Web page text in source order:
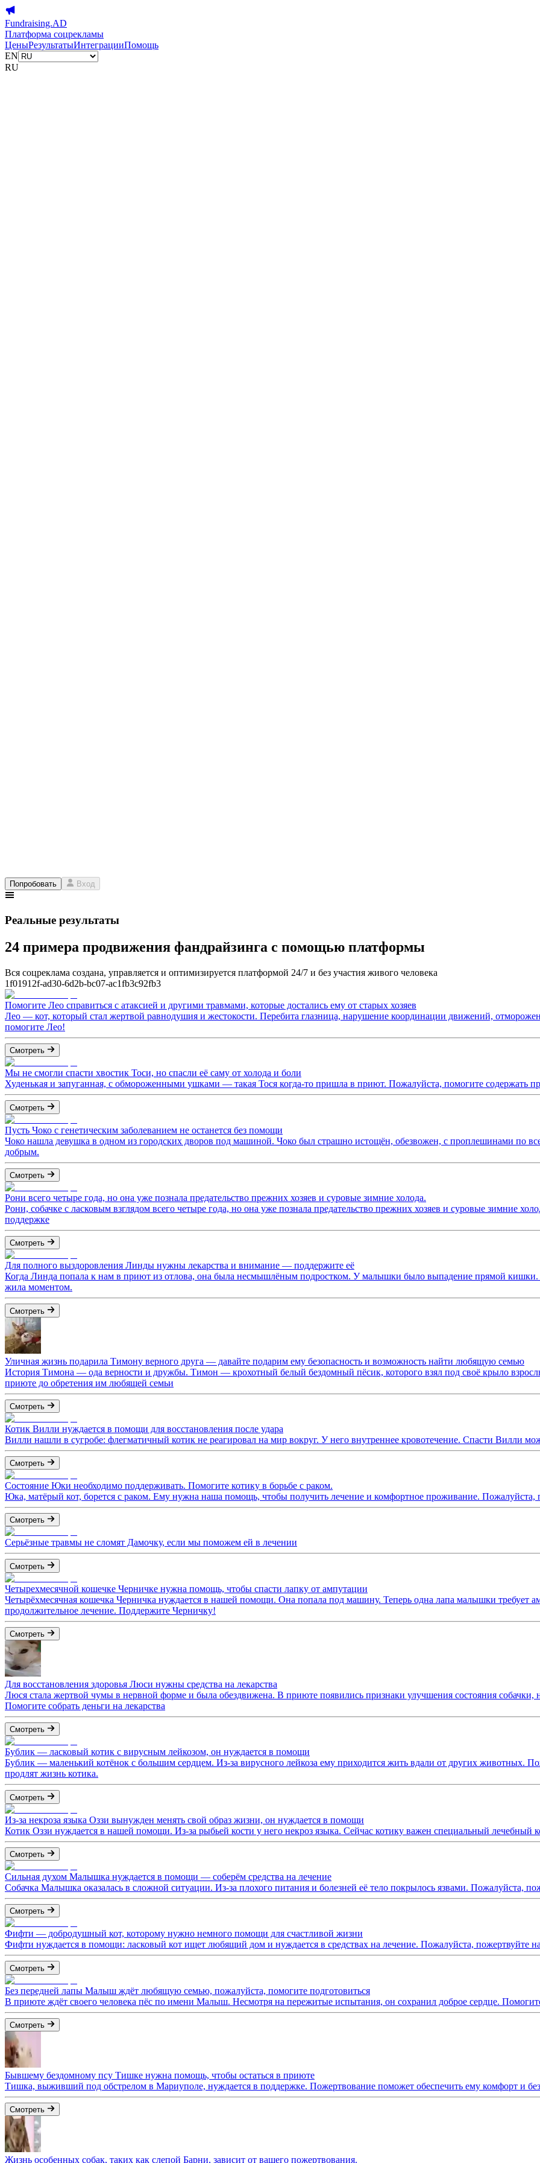
Fundraising.AD
Платформа соцрекламы
ЦеныРезультатыИнтеграцииПомощь
EN
RU
Попробовать Вход
Реальные результаты
24 примера продвижения фандрайзинга с помощью платформы
Вся соцреклама создана, управляется и оптимизируется платформой 24/7 и без участия живого человека
1f01912f-ad30-6d2b-bc07-ac1fb3c92fb3
Помогите Лео справиться с атаксией и другими травмами, которые достались ему от старых хозяев
Лео — кот, который стал жертвой равнодушия и жестокости. Перебита глазница, нарушение координации движений,
помогите Лео!
Смотреть
Мы не смогли спасти хвостик Тоси, но спасли её саму от холода и боли
Худенькая и запуганная, с обмороженными ушками — такая Тося когда-то пришла в приют. Пожалуйста, помогите содержать
Смотреть
Пусть Чоко с генетическим заболеванием не останется без помощи
Чоко нашла девушка в одном из городских дворов под машиной. Чоко был страшно истощён, обезвожен, с проплешинами по
добрым.
Смотреть
Рони всего четыре года, но она уже познала предательство прежних хозяев и суровые зимние холода.
Рони, собачке с ласковым взглядом всего четыре года, но она уже познала предательство прежних хозяев и суровые зимние
поддержке
Смотреть
Для полного выздоровления Линды нужны лекарства и внимание — поддержите её
Когда Линда попала к нам в приют из отлова, она была несмышлёным подростком. У малышки было выпадение прямой кишки.
жила моментом.
Смотреть
Уличная жизнь подарила Тимону верного друга — давайте подарим ему безопасность и возможность найти любящую семью
История Тимона — ода верности и дружбы. Тимон — крохотный белый бездомный пёсик, которого взял под своё крыло
приюте до обретения им любящей семьи
Смотреть
Котик Вилли нуждается в помощи для восстановления после удара
Вилли нашли в сугробе: флегматичный котик не реагировал на мир вокруг. У него внутреннее кровотечение. Спасти Вилли
Смотреть
Состояние Юки необходимо поддерживать. Помогите котику в борьбе с раком.
Юка, матёрый кот, борется с раком. Ему нужна наша помощь, чтобы получить лечение и комфортное проживание. Пожалуйста,
Смотреть
Серьёзные травмы не сломят Дамочку, если мы поможем ей в лечении
Смотреть
Четырехмесячной кошечке Черничке нужна помощь, чтобы спасти лапку от ампутации
Четырёхмесячная кошечка Черничка нуждается в нашей помощи. Она попала под машину. Теперь одна лапа малышки требует
продолжительное лечение. Поддержите Черничку!
Смотреть
Для восстановления здоровья Люси нужны средства на лекарства
Люся стала жертвой чумы в нервной форме и была обездвижена. В приюте появились признаки улучшения состояния
Помогите собрать деньги на лекарства
Смотреть
Бублик — ласковый котик с вирусным лейкозом, он нуждается в помощи
Бублик — маленький котёнок с большим сердцем. Из-за вирусного лейкоза ему приходится жить вдали от других животных.
продлят жизнь котика.
Смотреть
Из-за некроза языка Оззи вынужден менять свой образ жизни, он нуждается в помощи
Котик Оззи нуждается в нашей помощи. Из-за рыбьей кости у него некроз языка. Сейчас котику важен специальный лечебный
Смотреть
Сильная духом Малышка нуждается в помощи — соберём средства на лечение
Собачка Малышка оказалась в сложной ситуации. Из-за плохого питания и болезней её тело покрылось язвами. Пожалуйста,
Смотреть
Фифти — добродушный кот, которому нужно немного помощи для счастливой жизни
Фифти нуждается в помощи: ласковый кот ищет любящий дом и нуждается в средствах на лечение. Пожалуйста, пожертвуйте
Смотреть
Без передней лапы Малыш ждёт любящую семью, пожалуйста, помогите подготовиться
В приюте ждёт своего человека пёс по имени Малыш. Несмотря на пережитые испытания, он сохранил доброе сердце.
Смотреть
Бывшему бездомному псу Тишке нужна помощь, чтобы остаться в приюте
Тишка, выживший под обстрелом в Мариуполе, нуждается в поддержке. Пожертвование поможет обеспечить ему комфорт и
Смотреть
Жизнь особенных собак, таких как слепой Барни, зависит от вашего пожертвования.